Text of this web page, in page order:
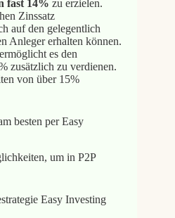
fast 14% zu erzielen.
Zinssatz
auf den gelegentlich
Anleger erhalten können.
es den
zusätzlich zu verdienen.
von über 15%
besten per Easy
um in P2P
Easy Investing